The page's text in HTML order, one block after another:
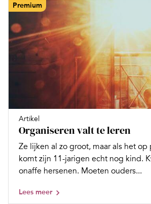
Premium
Artikel
Organiseren valt te leren
Ze lijken al zo groot, maar als het
komt zijn 11-jarigen echt nog kind.
onaffe hersenen. Moeten ouders...
Lees meer